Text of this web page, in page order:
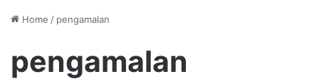
Home / pengamalan
pengamalan